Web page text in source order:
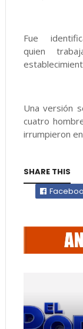
Fue
quien
Una versión
cuatro
irrumpieron
SHARE THIS